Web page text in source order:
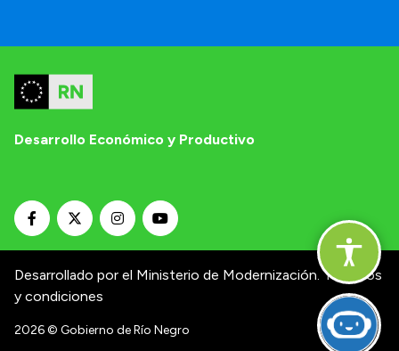
Desarrollo Económico y Productivo
Desarrollado por el Ministerio de Modernización. Términos
y condiciones
2026© Gobierno de Río Negro